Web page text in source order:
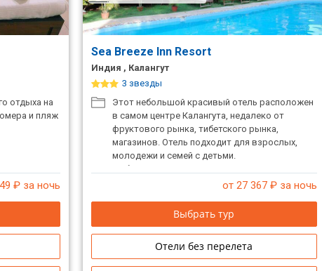
отдыха на
и пляж
₽ за ночь
Sea Breeze Inn Resort
Индия , Калангут
3 звезды
Этот небольшой красивый отель расположен
в самом центре Калангута, недалеко от
фруктового рынка, тибетского рынка,
магазинов. Отель подходит для взрослых,
молодежи и семей с детьми.
Доброжелательный персонал приложит все
усилия для вашего комфортного отдыха.
от 27 367₽ за ночь
Выбрать тур
Отели без перелета